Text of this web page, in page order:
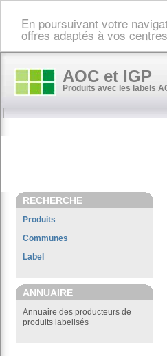
En poursuivant votre
offres adaptés à vos
AOC et IGP
Produits avec les labels
RECHERCHE
Produits
Communes
Label
ANNUAIRE
Annuaire des producteurs de
produits labelisés